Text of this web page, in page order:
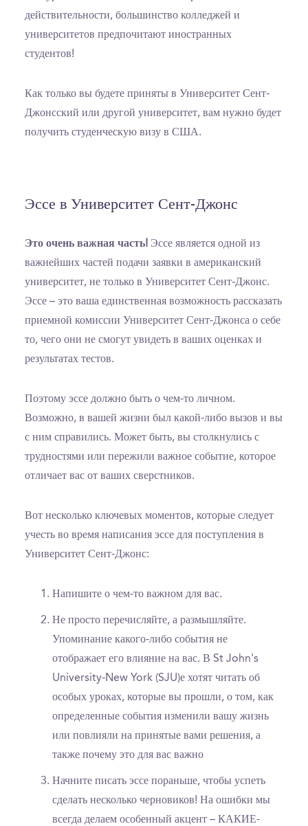
действительности, большинство колледжей и
университетов предпочитают иностранных
студентов!
Как только вы будете приняты в Университет Сент-
Джонсский или другой университет, вам нужно будет
получить студенческую визу в США.
Эссе в Университет Сент-Джонс
Это очень важная часть! Эссе является одной из
важнейших частей подачи заявки в американский
университет, не только в Университет Сент-Джонс.
Эссе – это ваша единственная возможность рассказать
приемной комиссии Университет Сент-Джонса о себе
то, чего они не смогут увидеть в ваших оценках и
результатах тестов.
Поэтому эссе должно быть о чем-то личном.
Возможно, в вашей жизни был какой-либо вызов и вы
с ним справились. Может быть, вы столкнулись с
трудностями или пережили важное событие, которое
отличает вас от ваших сверстников.
Вот несколько ключевых моментов, которые следует
учесть во время написания эссе для поступления в
Университет Сент-Джонс:
Напишите о чем-то важном для вас.
Не просто перечисляйте, а размышляйте.
Упоминание какого-либо события не
отображает его влияние на вас. В St John's
University-New York (SJU)е хотят читать об
особых уроках, которые вы прошли, о том, как
определенные события изменили вашу жизнь
или повлияли на принятые вами решения, а
также почему это для вас важно
Начните писать эссе пораньше, чтобы успеть
сделать несколько черновиков! На ошибки мы
всегда делаем особенный акцент – КАКИЕ-